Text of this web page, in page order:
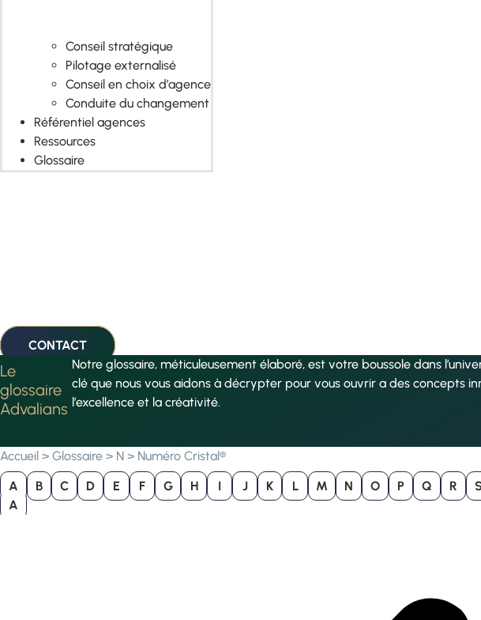
Conseil stratégique
Pilotage externalisé
Conseil en choix d’agence
Conduite du changement
Référentiel agences
Ressources
Glossaire
CONTACT
Le
glossaire
Advalians
Notre glossaire, méticuleusement élaboré, est votre boussole dans
clé que nous vous aidons à décrypter pour vous ouvrir a des concepts
l’excellence et la créativité.
Accueil > Glossaire > N > Numéro Cristal®
A B C D E F G H I J K L M N O P Q R
A